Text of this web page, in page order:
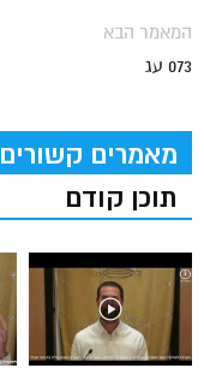
המאמר הבא
073 עג
מאמרים קשורים
תוכן קודם